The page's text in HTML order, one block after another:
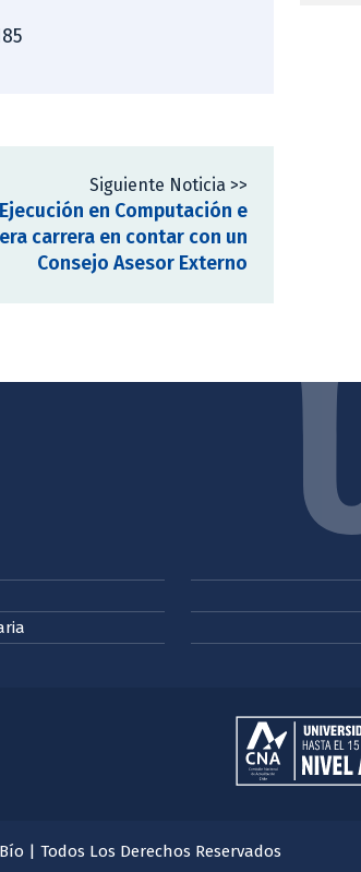
Siguiente Noticia >>
en Computación e
carrera en contar con un
Consejo Asesor Externo
| Todos Los Derechos Reservados